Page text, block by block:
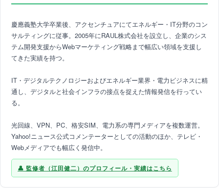
慶應義塾大学卒業後、アクセンチュアにてエネルギー・IT分野のコン
サルティングに従事。2005年にRAUL株式会社を設立し、企業のシス
テム開発支援からWebマーケティング戦略まで幅広い領域を支援し
てきた実績を持つ。
IT・デジタルテクノロジーおよびエネルギー業界・電力ビジネスに精
通し、デジタルと社会インフラの接点を捉えた情報発信を行ってい
る。
光回線、VPN、PC、格安SIM、電力系の専門メディアを複数運営。
Yahoo!ニュース公式コメンテーターとしての活動のほか、テレビ・
Webメディアでも幅広く発信中。
監修者（江田健二）のプロフィール・実績はこちら